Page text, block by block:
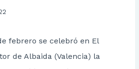
febrero se celebró en El
de Albaida (Valencia) la